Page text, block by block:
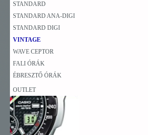
STANDARD
STANDARD ANA-DIGI
STANDARD DIGI
VINTAGE
WAVE CEPTOR
FALI ÓRÁK
ÉBRESZTŐ ÓRÁK
OUTLET